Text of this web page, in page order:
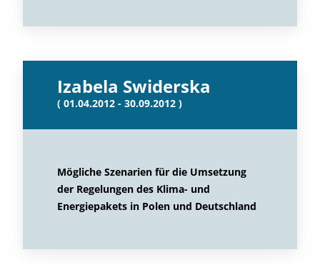
Izabela Swiderska
( 01.04.2012 - 30.09.2012 )
Mögliche Szenarien für die Umsetzung
der Regelungen des Klima- und
Energiepakets in Polen und Deutschland